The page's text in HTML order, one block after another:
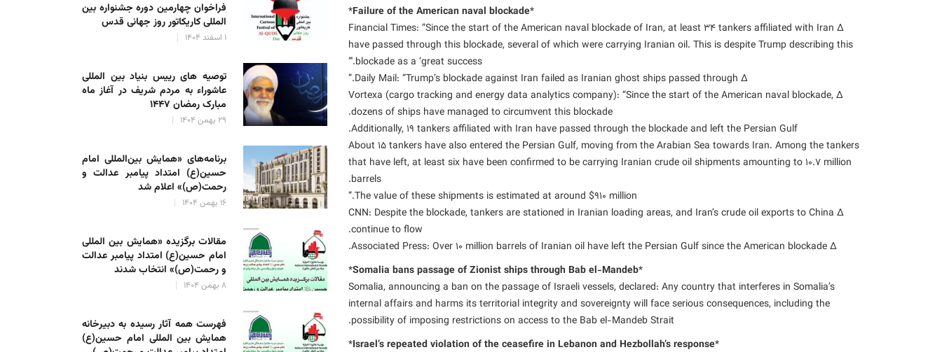
*
Failure of the American naval blockade
*
∆ Financial Times: “Since the start of the American naval blockade of Iran, at least 34 tankers affiliated with Iran
have passed through this blockade, several of which were carrying Iranian oil. This is despite Trump describing this
blockade as a ‘great success.'”
∆ Daily Mail: “Trump’s blockade against Iran failed as Iranian ghost ships passed through.”
∆ Vortexa (cargo tracking and energy data analytics company): “Since the start of the American naval blockade,
dozens of ships have managed to circumvent this blockade.
Additionally, 19 tankers affiliated with Iran have passed through the blockade and left the Persian Gulf.
About 15 tankers have also entered the Persian Gulf, moving from the Arabian Sea towards Iran. Among the tankers
that have left, at least six have been confirmed to be carrying Iranian crude oil shipments amounting to 10.7 million
barrels.
The value of these shipments is estimated at around $910 million.”
∆ CNN: Despite the blockade, tankers are stationed in Iranian loading areas, and Iran’s crude oil exports to China
continue to flow.
∆ Associated Press: Over 10 million barrels of Iranian oil have left the Persian Gulf since the American blockade.
*
Somalia bans passage of Zionist ships through Bab el-Mandeb
*
Somalia, announcing a ban on the passage of Israeli vessels, declared: Any country that interferes in Somalia’s
internal affairs and harms its territorial integrity and sovereignty will face serious consequences, including the
possibility of imposing restrictions on access to the Bab el-Mandeb Strait.
*
Israel’s repeated violation of the ceasefire in Lebanon and Hezbollah’s response
*
فراخوان چهارمین دوره جشنواره بین
المللی کاریکاتور روز جهانی قدس
۱ اسفند ۱۴۰۴
توصیه های رییس بنیاد بین المللی
عاشوراء به مردم شریف در آغاز ماه
مبارک رمضان ۱۴۴۷
۲۹ بهمن ۱۴۰۴
برنامه‌های «همایش بین‌المللی امام
حسین(ع) امتداد پیامبر عدالت و
رحمت(ص)» اعلام شد
۱۶ بهمن ۱۴۰۴
مقالات برگزیده «همایش بین المللی
امام حسین(ع) امتداد پیامبر عدالت
و رحمت(ص)» انتخاب شدند
۸ بهمن ۱۴۰۴
فهرست همه آثار رسیده به دبیرخانه
همایش بین المللی امام حسین(ع)